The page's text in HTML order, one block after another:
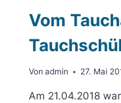
Vom
Von admin 27. Mai
Am 21.04.2018